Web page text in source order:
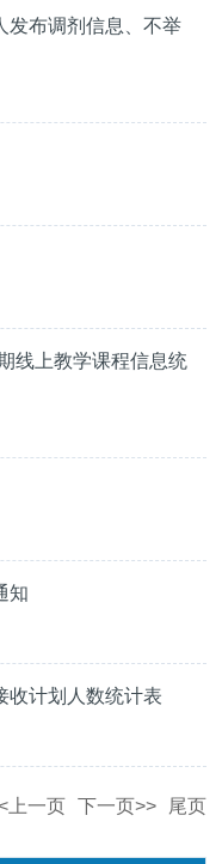
发布调剂信息、不举
线上教学课程信息统
知
收计划人数统计表
上一页 下一页>> 尾页